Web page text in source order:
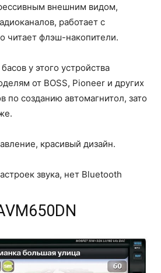
внешним видом,
работает с
читает флэш-накопители.
у этого устройства
от BOSS, Pioneer и других
по созданию автомагнитол, зато
красивый дизайн.
звука, нет Bluetooth